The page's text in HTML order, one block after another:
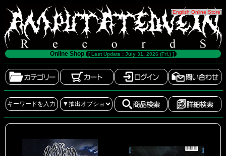
[English Online Store]
Online Shop [ Last Update : July 31, 2026 (Fri.) ]